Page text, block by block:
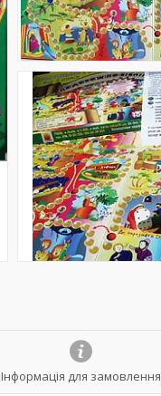
Інформація для замовлення